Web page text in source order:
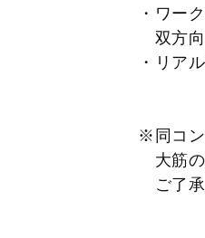
・ワー
双方向
・リア
※同コ
大筋の
ご了承